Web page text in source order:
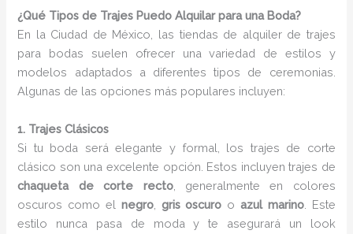
¿Qué Tipos de Trajes Puedo Alquilar para una Boda?
En la Ciudad de México, las tiendas de alquiler de trajes
para bodas suelen ofrecer una variedad de estilos y
modelos adaptados a diferentes tipos de ceremonias.
Algunas de las opciones más populares incluyen:
1. Trajes Clásicos
Si tu boda será elegante y formal, los trajes de corte
clásico son una excelente opción. Estos incluyen trajes de
chaqueta de corte recto, generalmente en colores
oscuros como el negro, gris oscuro o azul marino. Este
estilo nunca pasa de moda y te asegurará un look